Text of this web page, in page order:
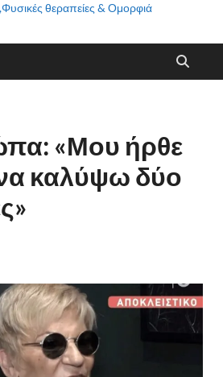
θεραπείες & Ομορφιά
«Μου ήρθε
καλύψω δύο